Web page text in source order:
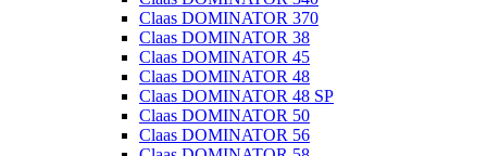
Claas DOMINATOR 370
Claas DOMINATOR 38
Claas DOMINATOR 45
Claas DOMINATOR 48
Claas DOMINATOR 48 SP
Claas DOMINATOR 50
Claas DOMINATOR 56